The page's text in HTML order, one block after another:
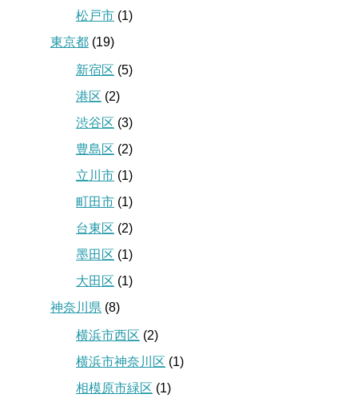
松戸市 (1)
東京都 (19)
新宿区 (5)
港区 (2)
渋谷区 (3)
豊島区 (2)
立川市 (1)
町田市 (1)
台東区 (2)
墨田区 (1)
大田区 (1)
神奈川県 (8)
横浜市西区 (2)
横浜市神奈川区 (1)
相模原市緑区 (1)